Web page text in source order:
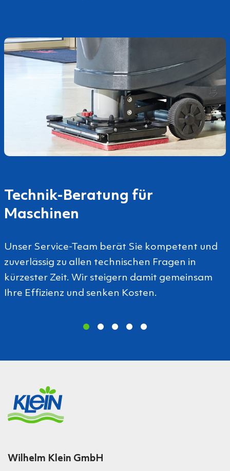
Technik-­Beratung für
Maschinen
Unser Service-Team berät Sie kompetent und
zuverlässig zu allen technischen Fragen in
kürzester Zeit. Wir steigern damit gemeinsam
Ihre Effizienz und senken Kosten.
Wilhelm Klein GmbH